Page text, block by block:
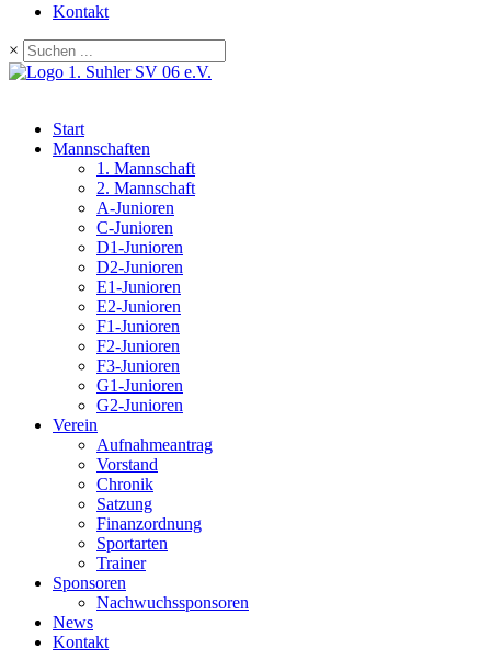
Kontakt
×
Start
Mannschaften
1. Mannschaft
2. Mannschaft
A-Junioren
C-Junioren
D1-Junioren
D2-Junioren
E1-Junioren
E2-Junioren
F1-Junioren
F2-Junioren
F3-Junioren
G1-Junioren
G2-Junioren
Verein
Aufnahmeantrag
Vorstand
Chronik
Satzung
Finanzordnung
Sportarten
Trainer
Sponsoren
Nachwuchssponsoren
News
Kontakt